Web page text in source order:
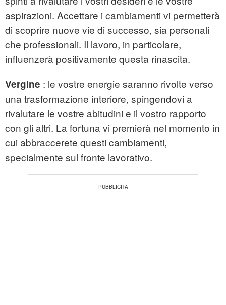
aspirazioni. Accettare i cambiamenti vi permetterà
di scoprire nuove vie di successo, sia personali
che professionali. Il lavoro, in particolare,
influenzerà positivamente questa rinascita.
Vergine : le vostre energie saranno rivolte verso
una trasformazione interiore, spingendovi a
rivalutare le vostre abitudini e il vostro rapporto
con gli altri. La fortuna vi premierà nel momento in
cui abbraccerete questi cambiamenti,
specialmente sul fronte lavorativo.